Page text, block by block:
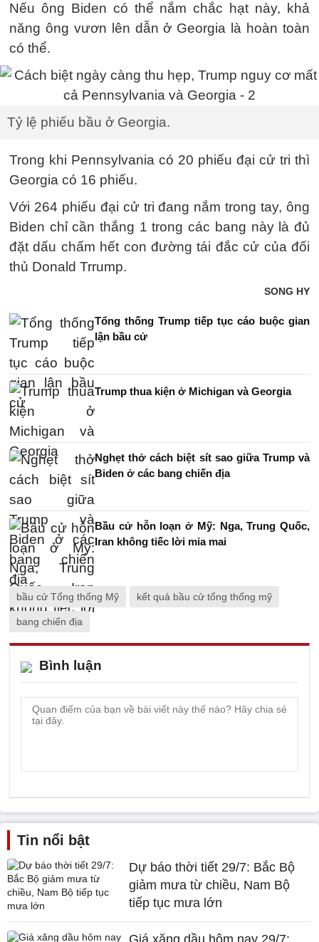
Nếu ông Biden có thể nắm chắc hạt này, khả
năng ông vươn lên dẫn ở Georgia là hoàn toàn
có thể.
Tỷ lệ phiếu bầu ở Georgia.
Trong khi Pennsylvania có 20 phiếu đại cử tri thì
Georgia có 16 phiếu.
Với 264 phiếu đại cử tri đang nắm trong tay, ông
Biden chỉ cần thắng 1 trong các bang này là đủ
đặt dấu chấm hết con đường tái đắc cử của đối
thủ Donald Trrump.
SONG HY
Tổng thống Trump tiếp tục cáo buộc gian
lận bầu cử
Trump thua kiện ở Michigan và Georgia
Nghẹt thở cách biệt sít sao giữa Trump và
Biden ở các bang chiến địa
Bầu cử hỗn loạn ở Mỹ: Nga, Trung Quốc,
Iran không tiếc lời mỉa mai
bầu cử Tổng thống Mỹ kết quả bầu cử tổng thống mỹ
bang chiến địa
Bình luận
Tin nổi bật
Dự báo thời tiết 29/7: Bắc Bộ
giảm mưa từ chiều, Nam Bộ
tiếp tục mưa lớn
Giá xăng dầu hôm nay 29/7: